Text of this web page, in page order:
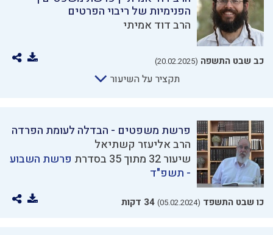
הפנימיות של ריבוי הפרטים
הרב דוד אמיתי
כב שבט התשפה (20.02.2025)
תקציר על השיעור
פרשת משפטים - הבדלה לעומת הפרדה
הרב אליעזר קשתיאל
שיעור 32 מתוך 35 בסדרת
פרשת השבוע
- תשפ"ד
כו שבט התשפד (05.02.2024) 34 דקות